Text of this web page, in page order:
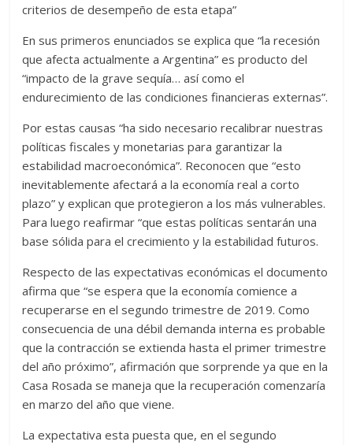
criterios de desempeño de esta etapa”
En sus primeros enunciados se explica que “la recesión
que afecta actualmente a Argentina” es producto del
“impacto de la grave sequía… así como el
endurecimiento de las condiciones financieras externas”.
Por estas causas “ha sido necesario recalibrar nuestras
políticas fiscales y monetarias para garantizar la
estabilidad macroeconómica”. Reconocen que “esto
inevitablemente afectará a la economía real a corto
plazo” y explican que protegieron a los más vulnerables.
Para luego reafirmar “que estas políticas sentarán una
base sólida para el crecimiento y la estabilidad futuros.
Respecto de las expectativas económicas el documento
afirma que “se espera que la economía comience a
recuperarse en el segundo trimestre de 2019. Como
consecuencia de una débil demanda interna es probable
que la contracción se extienda hasta el primer trimestre
del año próximo”, afirmación que sorprende ya que en la
Casa Rosada se maneja que la recuperación comenzaría
en marzo del año que viene.
La expectativa esta puesta que, en el segundo